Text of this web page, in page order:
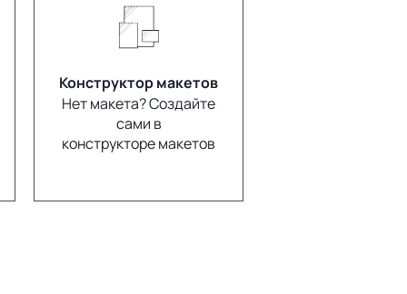
Конструктор макетов
Нет макета? Создайте
сами в
конструкторе макетов